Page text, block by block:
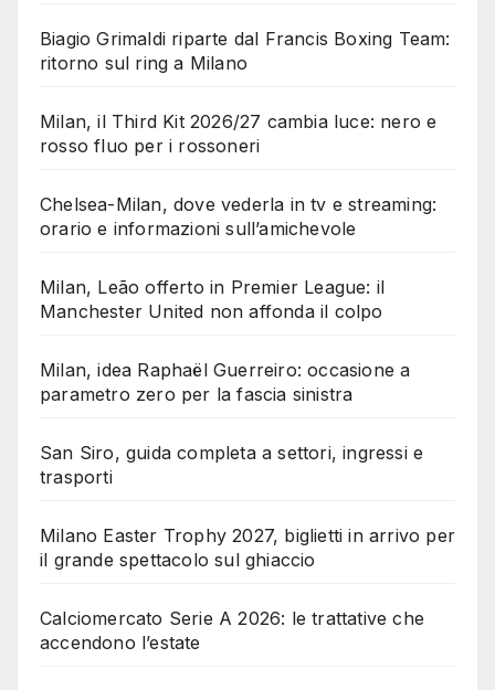
Biagio Grimaldi riparte dal Francis Boxing Team:
ritorno sul ring a Milano
Milan, il Third Kit 2026/27 cambia luce: nero e
rosso fluo per i rossoneri
Chelsea-Milan, dove vederla in tv e streaming:
orario e informazioni sull’amichevole
Milan, Leão offerto in Premier League: il
Manchester United non affonda il colpo
Milan, idea Raphaël Guerreiro: occasione a
parametro zero per la fascia sinistra
San Siro, guida completa a settori, ingressi e
trasporti
Milano Easter Trophy 2027, biglietti in arrivo per
il grande spettacolo sul ghiaccio
Calciomercato Serie A 2026: le trattative che
accendono l’estate